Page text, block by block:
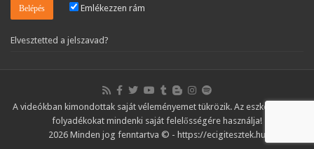
Emlékezzen rám
Elvesztetted a jelszavad?
A videókban kimondottak saját véleményemet tükrözik. Az eszközöket és
folyadékokat mindenki saját felelősségére használja!
2026 Minden jog fenntartva © - https://ecigitesztek.hu